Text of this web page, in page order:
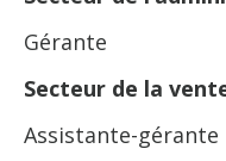
Gérante
Secteur de la
Assistante-gérante